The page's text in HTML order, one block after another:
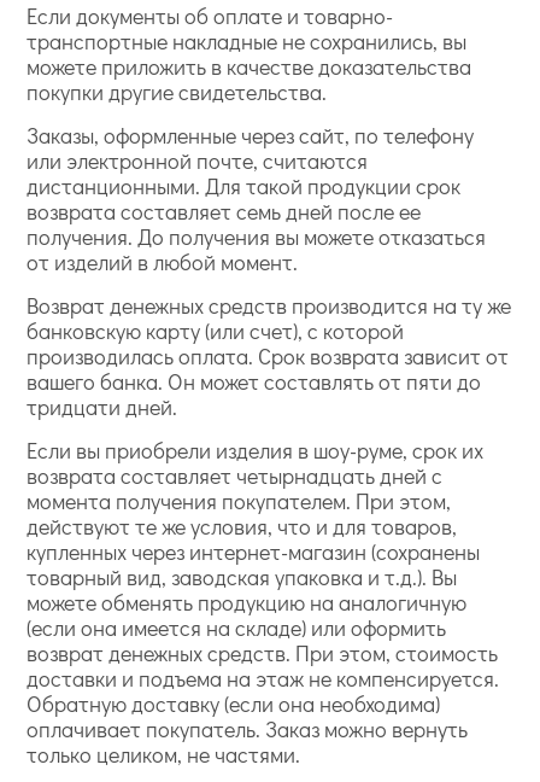
Если документы об оплате и товарно-
транспортные накладные не сохранились, вы
можете приложить в качестве доказательства
покупки другие свидетельства.
Заказы, оформленные через сайт, по телефону
или электронной почте, считаются
дистанционными. Для такой продукции срок
возврата составляет семь дней после ее
получения. До получения вы можете отказаться
от изделий в любой момент.
Возврат денежных средств производится на ту же
банковскую карту (или счет), с которой
производилась оплата. Срок возврата зависит от
вашего банка. Он может составлять от пяти до
тридцати дней.
Если вы приобрели изделия в шоу-руме, срок их
возврата составляет четырнадцать дней с
момента получения покупателем. При этом,
действуют те же условия, что и для товаров,
купленных через интернет-магазин (сохранены
товарный вид, заводская упаковка и т.д.). Вы
можете обменять продукцию на аналогичную
(если она имеется на складе) или оформить
возврат денежных средств. При этом, стоимость
доставки и подъема на этаж не компенсируется.
Обратную доставку (если она необходима)
оплачивает покупатель. Заказ можно вернуть
только целиком, не частями.